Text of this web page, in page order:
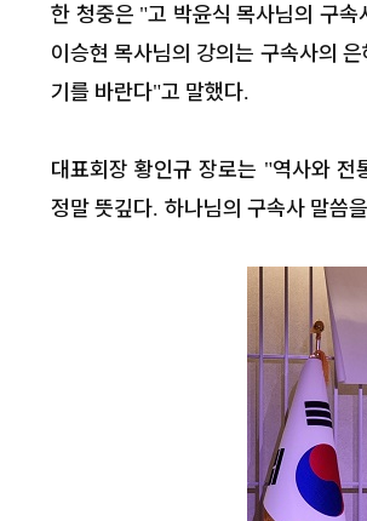
한 청중은 "고 박윤식 목사님의 구
이승현 목사님의 강의는 구속사의
기를 바란다"고 말했다.
대표회장 황인규 장로는 "역사와 전
정말 뜻깊다. 하나님의 구속사 말씀
[